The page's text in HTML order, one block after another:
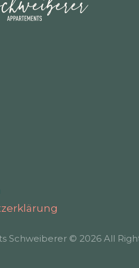
Schweiberer © 2026 All